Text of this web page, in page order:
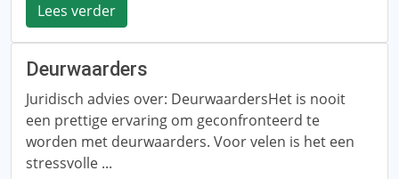
Lees verder
Deurwaarders
Juridisch advies over: DeurwaardersHet is nooit
een prettige ervaring om geconfronteerd te
worden met deurwaarders. Voor velen is het een
stressvolle ...